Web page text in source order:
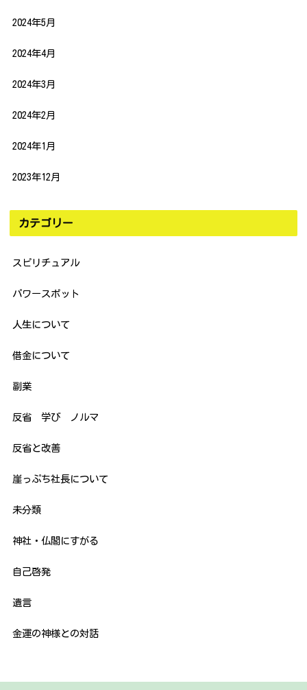
2024年5月
2024年4月
2024年3月
2024年2月
2024年1月
2023年12月
カテゴリー
スピリチュアル
パワースポット
人生について
借金について
副業
反省 学び ノルマ
反省と改善
崖っぷち社長について
未分類
神社・仏閣にすがる
自己啓発
遺言
金運の神様との対話